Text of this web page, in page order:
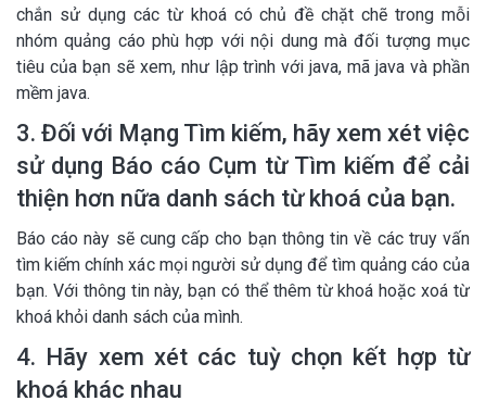
chắn sử dụng các từ khoá có chủ đề chặt chẽ trong mỗi
nhóm quảng cáo phù hợp với nội dung mà đối tượng mục
tiêu của bạn sẽ xem, như lập trình với java, mã java và phần
mềm java.
3. Đối với Mạng Tìm kiếm, hãy xem xét việc
sử dụng Báo cáo Cụm từ Tìm kiếm để cải
thiện hơn nữa danh sách từ khoá của bạn.
Báo cáo này sẽ cung cấp cho bạn thông tin về các truy vấn
tìm kiếm chính xác mọi người sử dụng để tìm quảng cáo của
bạn. Với thông tin này, bạn có thể thêm từ khoá hoặc xoá từ
khoá khỏi danh sách của mình.
4. Hãy xem xét các tuỳ chọn kết hợp từ
khoá khác nhau